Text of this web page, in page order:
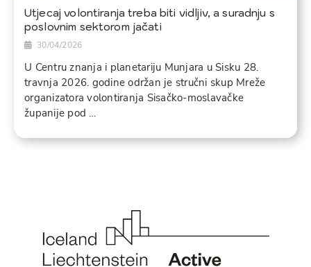
Utjecaj volontiranja treba biti vidljiv, a suradnju s
poslovnim sektorom jačati
30/04/2026
U Centru znanja i planetariju Munjara u Sisku 28.
travnja 2026. godine održan je stručni skup Mreže
organizatora volontiranja Sisačko-moslavačke
županije pod …